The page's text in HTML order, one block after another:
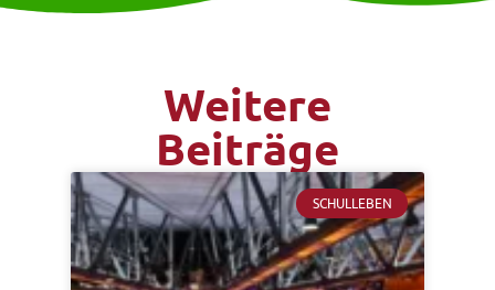
Weitere
Beiträge
SCHULLEBEN